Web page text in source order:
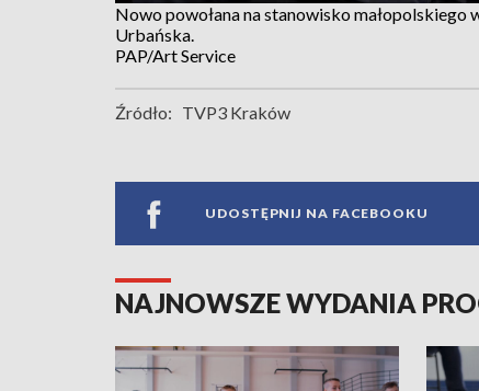
Nowo powołana na stanowisko
Urbańska.
PAP/Art Service
Źródło: TVP3 Kraków
UDOSTĘPNIJ NA FACEBOOKU
NAJNOWSZE WYDANIA